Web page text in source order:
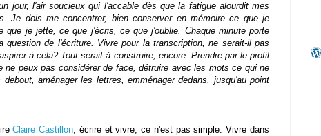
jour, l'air soucieux qui l'accable dès que la fatigue alourdit mes
Je dois me concentrer, bien conserver en mémoire ce que je
que je jette, ce que j'écris, ce que j'oublie. Chaque minute porte
question de l'écriture. Vivre pour la transcription, ne serait-il pas
à cela? Tout serait à construire, encore. Prendre par le profil
ne peux pas considérer de face, détruire avec les mots ce qui ne
debout, aménager les lettres, emménager dedans, jusqu'au point
Claire Castillon, écrire et vivre, ce n'est pas simple. Vivre dans